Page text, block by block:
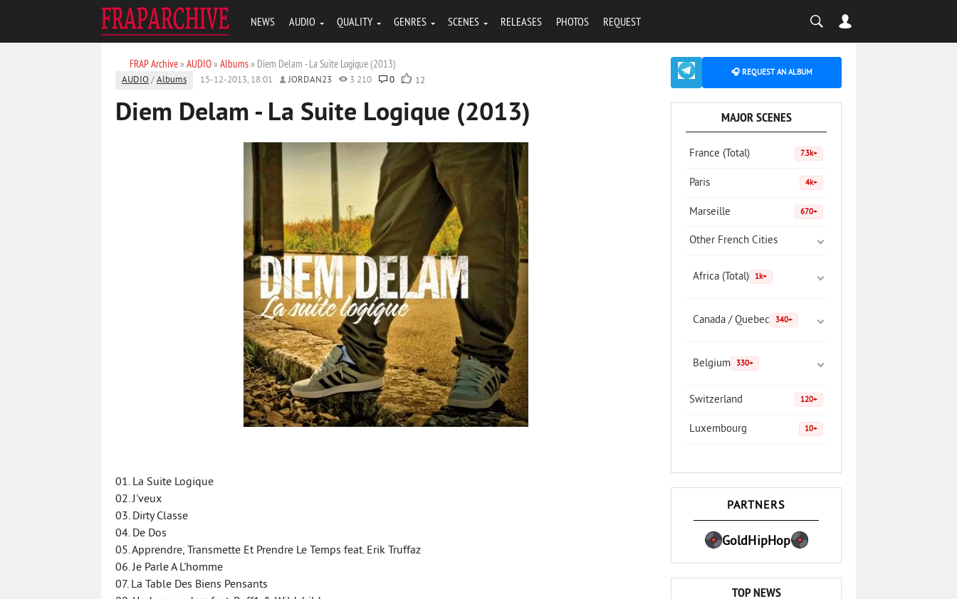
NEWS AUDIO QUALITY GENRES SCENES RELEASES PHOTOS REQUEST
FRAP Archive» AUDIO» Albums» Diem Delam - La Suite Logique (2013)
AUDIO /Albums 15-12-2013, 18:01 JORDAN23 3 210 0 12
Diem Delam - La Suite Logique (2013)
01. La Suite Logique
02. J'veux
03. Dirty Classe
04. De Dos
05. Apprendre, Transmette Et Prendre Le Temps feat. Erik Truffaz
06. Je Parle A L'homme
07. La Table Des Biens Pensants
🎧 REQUEST AN ALBUM
MAJOR SCENES
France (Total) 7.3k+
Paris 4k+
Marseille 670+
Other French Cities
Africa (Total) 1k+
Canada / Quebec 340+
Belgium 330+
Switzerland 120+
Luxembourg 10+
PARTNERS
GoldHipHop
TOP NEWS